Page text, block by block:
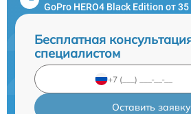
GoPro HERO4 Black Edition от
Бесплатная
специалистом
Оставить заявку